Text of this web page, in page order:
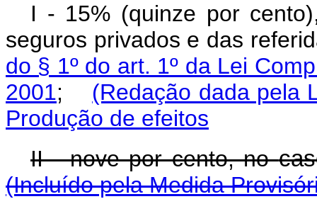
I - 15% (quinze por
seguros privados e das
do § 1º do art. 1º da Lei
2001; (Redação dada pela
Produção de efeitos
II - nove por cento, no
(Incluído pela Medida